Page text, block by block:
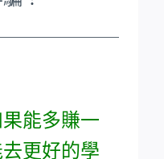
能多賺一
更好的學